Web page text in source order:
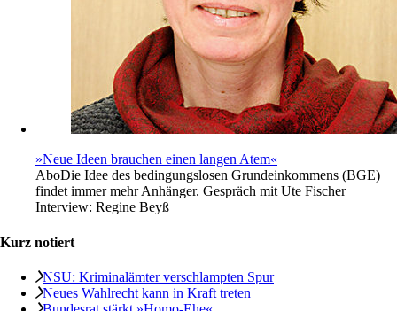
»Neue Ideen brauchen einen langen Atem«
AboDie Idee des bedingungslosen Grundeinkommens (BGE)
findet immer mehr Anhänger. Gespräch mit Ute Fischer
Interview: Regine Beyß
Kurz notiert
NSU: Kriminalämter verschlampten Spur
Neues Wahlrecht kann in Kraft treten